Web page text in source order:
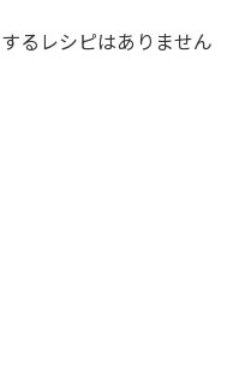
るレシピはありません